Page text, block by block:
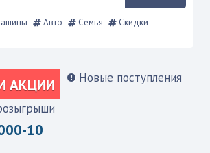
Авто Семья
Скидки
АКЦИИ Новые поступления
10